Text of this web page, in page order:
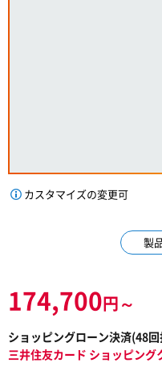
カスタマイズの変更可
製
174,700円～
ショッピングローン決済(48
三井住友カード ショッピン